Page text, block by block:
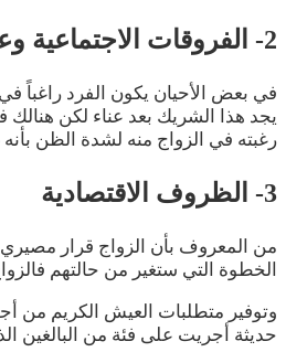
2- الفروقات الاجتماعية وعدم إيجاد الشريك المناسب
في بعض الأحيان يكون الفرد راغباً
يجد هذا الشريك بعد عناء لكن هنالك
رغبته في الزواج منه لشدة الظن
3- الظروف الاقتصادية
من المعروف بأن الزواج قرار مصيري
الخطوة التي ستغير من حالتهم
وتوفير متطلبات العيش الكريم من
حديثة أجريت على فئة من البالغين